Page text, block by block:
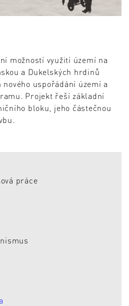
možností využití území na
a Dukelských hrdinů
uspořádání území a
Projekt řeší základní
bloku, jeho částečnou
práce